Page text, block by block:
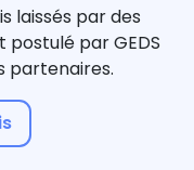
laissés par des
postulé par GEDS
partenaires.